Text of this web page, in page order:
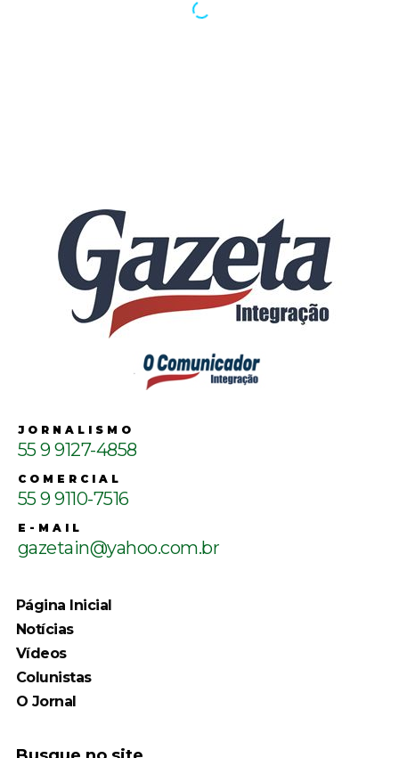
JORNALISMO
55 9 9127-4858
COMERCIAL
55 9 9110-7516
E-MAIL
gazetain@yahoo.com.br
Página Inicial
Notícias
Vídeos
Colunistas
O Jornal